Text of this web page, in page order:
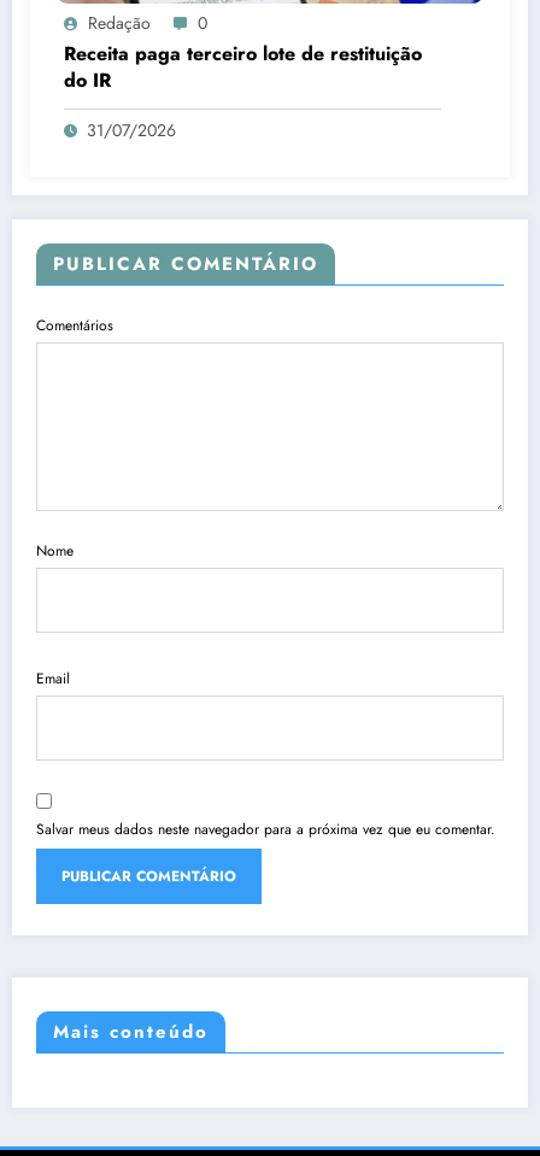
Redação 0
Receita paga terceiro lote de restituição
do IR
31/07/2026
PUBLICAR COMENTÁRIO
Comentários
Nome
Email
Salvar meus dados neste navegador para a próxima vez que eu comentar.
Mais conteúdo